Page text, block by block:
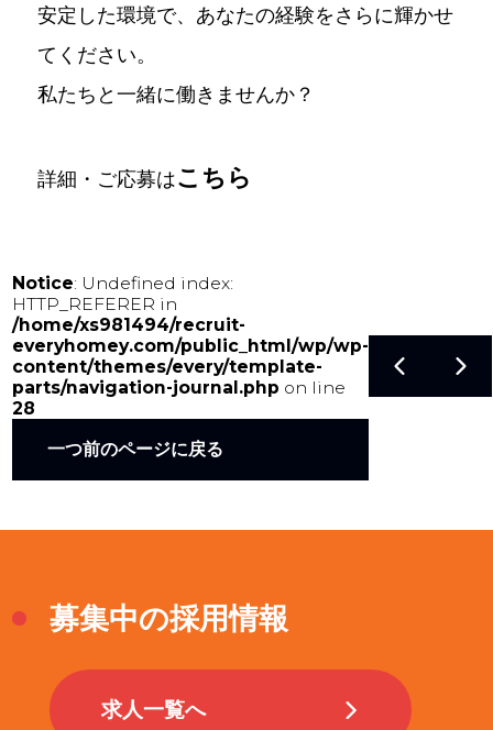
安定した環境で、あなたの経験をさらに輝かせ
てください。
私たちと一緒に働きませんか？
詳細・ご応募はこちら
Notice: Undefined index:
HTTP_REFERER in
/home/xs981494/recruit-
everyhomey.com/public_html/wp/wp-
content/themes/every/template-
parts/navigation-journal.php on line
28
一つ前のページに戻る
募集中の採用情報
求人一覧へ